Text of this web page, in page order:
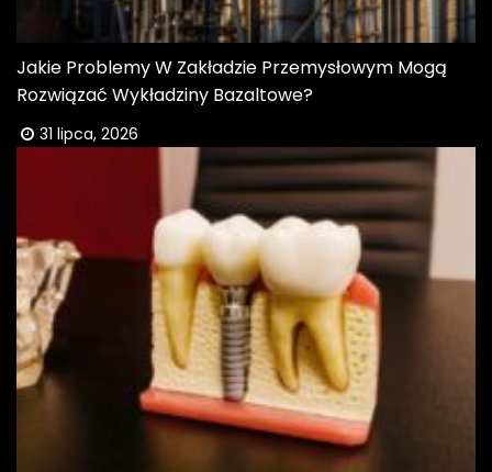
Jakie Problemy W Zakładzie Przemysłowym Mogą
Rozwiązać Wykładziny Bazaltowe?
31 lipca, 2026